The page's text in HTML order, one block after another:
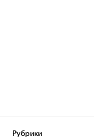
Рубрики